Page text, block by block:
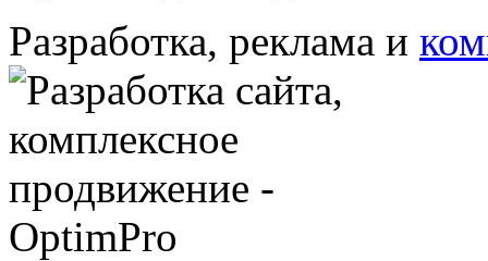
Разработка, реклама и